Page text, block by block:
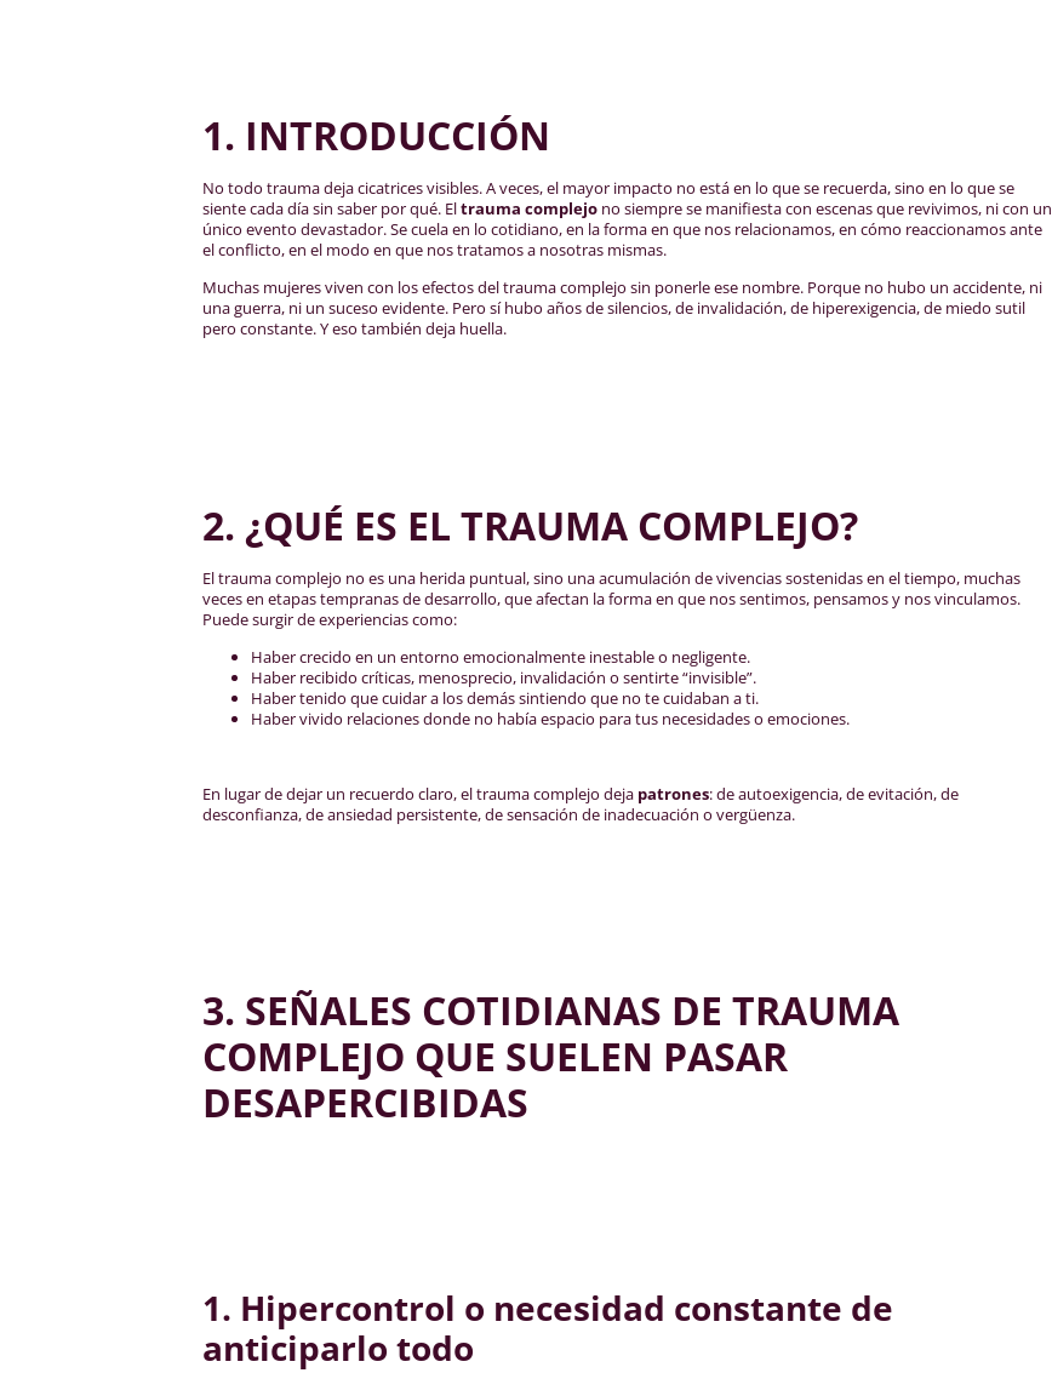
1. INTRODUCCIÓN
No todo trauma deja cicatrices visibles. A veces, el mayor impacto no está en lo que se recuerda, sino en lo que se
siente cada día sin saber por qué. Eltrauma complejo no siempre se manifiesta con escenas que revivimos, ni con un
único evento devastador. Se cuela en lo cotidiano, en la forma en que nos relacionamos, en cómo reaccionamos ante
el conflicto, en el modo en que nos tratamos a nosotras mismas.
Muchas mujeres viven con los efectos del trauma complejo sin ponerle ese nombre. Porque no hubo un accidente, ni
una guerra, ni un suceso evidente. Pero sí hubo años de silencios, de invalidación, de hiperexigencia, de miedo sutil
pero constante. Y eso también deja huella.
2. ¿QUÉ ES EL TRAUMA COMPLEJO?
El trauma complejo no es una herida puntual, sino una acumulación de vivencias sostenidas en el tiempo, muchas
veces en etapas tempranas de desarrollo, que afectan la forma en que nos sentimos, pensamos y nos vinculamos.
Puede surgir de experiencias como:
Haber crecido en un entorno emocionalmente inestable o negligente.
Haber recibido críticas, menosprecio, invalidación o sentirte “invisible”.
Haber tenido que cuidar a los demás sintiendo que no te cuidaban a ti.
Haber vivido relaciones donde no había espacio para tus necesidades o emociones.
En lugar de dejar un recuerdo claro, el trauma complejo deja patrones: de autoexigencia, de evitación, de
desconfianza, de ansiedad persistente, de sensación de inadecuación o vergüenza.
3. SEÑALES COTIDIANAS DE TRAUMA
COMPLEJO QUE SUELEN PASAR
DESAPERCIBIDAS
1. Hipercontrol o necesidad constante de
anticiparlo todo